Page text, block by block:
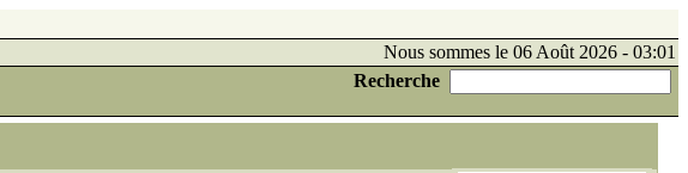
Nous sommes le 06 Août 2026 - 03:01
Recherche